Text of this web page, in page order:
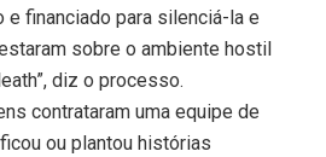
e financiado para silenciá-la e
sobre o ambiente hostil
diz o processo.
contrataram uma equipe de
ou plantou histórias